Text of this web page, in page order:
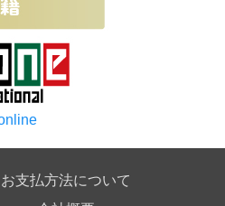
お支払方法について